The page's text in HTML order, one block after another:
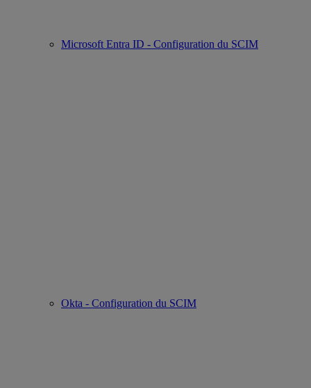
Microsoft Entra ID - Configuration du SCIM
Okta - Configuration du SCIM